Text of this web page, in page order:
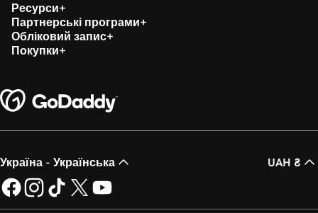
Ресурси
Партнерські програми
Обліковий запис
Покупки
Україна - Українська UAH ₴